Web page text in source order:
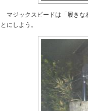
マジックスピードは「履きな
とにしよう。